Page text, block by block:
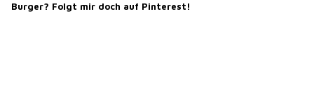
Burger? Folgt mir doch auf Pinterest!